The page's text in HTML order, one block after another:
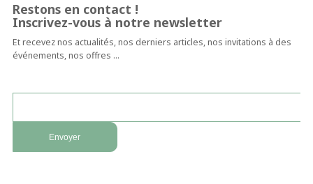
Restons en contact !
Inscrivez-vous à notre newsletter
Et recevez nos actualités, nos derniers articles, nos invitations à des
événements, nos offres …